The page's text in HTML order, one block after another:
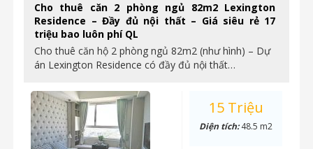
Cho thuê căn 2 phòng ngủ 82m2 Lexington
Residence – Đầy đủ nội thất – Giá siêu rẻ 17
triệu bao luôn phí QL
Cho thuê căn hộ 2 phòng ngủ 82m2 (như hình) – Dự
án Lexington Residence có đầy đủ nội thất…
15 Triệu
Diện tích:48.5 m2